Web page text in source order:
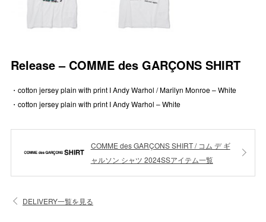
Release – COMME des GARÇONS SHIRT
・cotton jersey plain with print I Andy Warhol / Marilyn Monroe – White
・cotton jersey plain with print I Andy Warhol – White
COMME des GARÇONS SHIRT / コム デ ギ
ャルソン シャツ 2024SSアイテム一覧
DELIVERY一覧を見る